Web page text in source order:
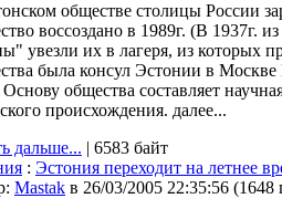
обществе столицы России
воссоздано в 1989г. (В 1937г.
увезли их в лагеря, из которых
была консул Эстонии в
общества составляет
происхождения. далее...
дальше... | 6583 байт
: Эстония переходит на летнее
Мastak в 26/03/2005 22:35:56 (1648